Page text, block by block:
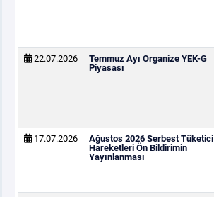
22.07.2026
Temmuz Ayı Organize YEK-G
Piyasası
17.07.2026
Ağustos 2026 Serbest Tüketici
Hareketleri Ön Bildirimin
Yayınlanması